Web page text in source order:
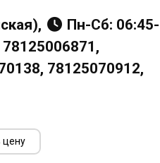
Пн-Сб: 06:45-
78125070912,
цену